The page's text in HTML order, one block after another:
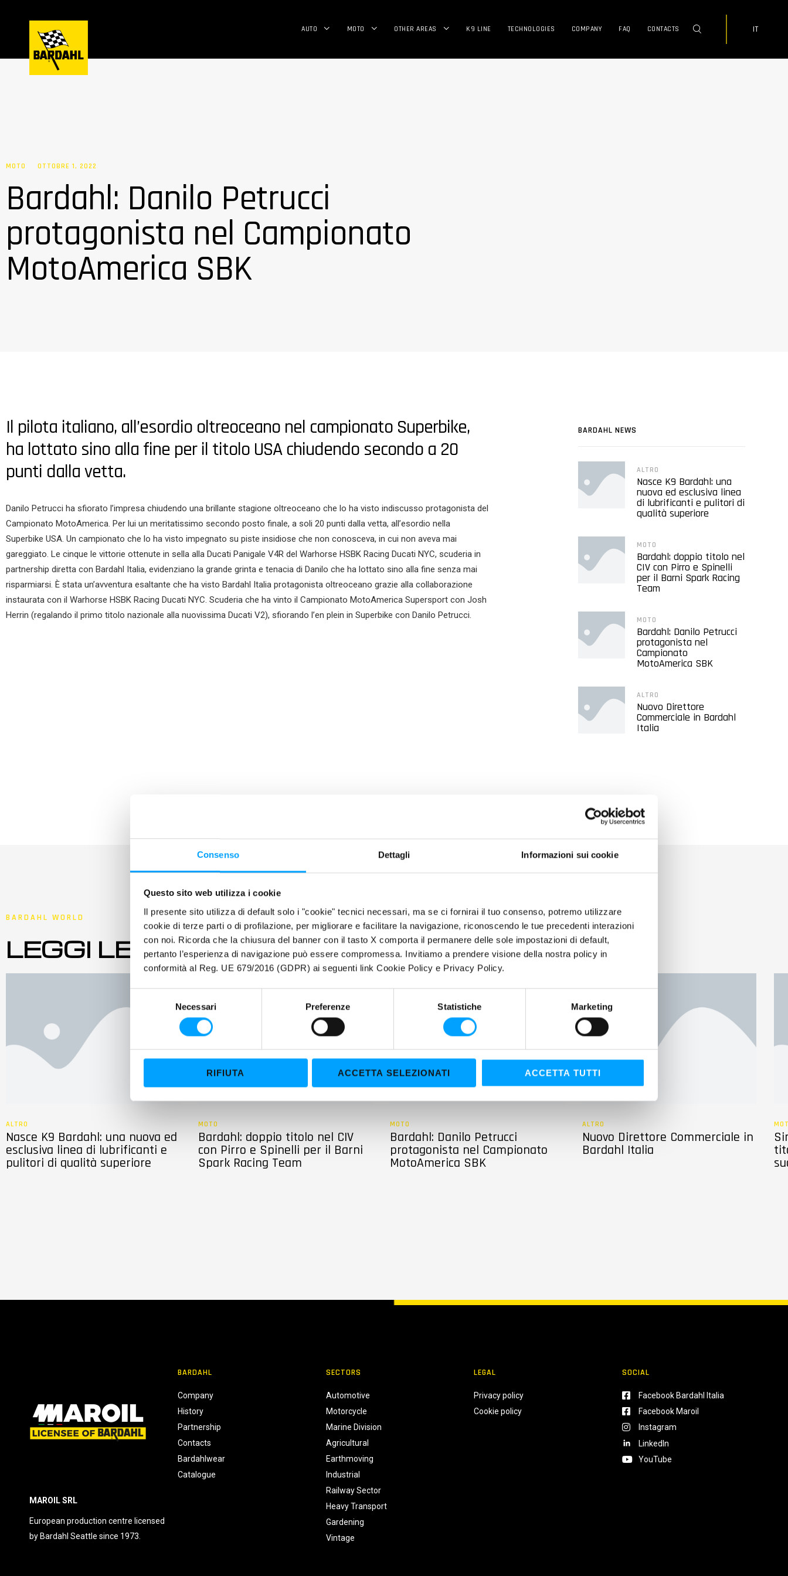
Consenso Dettagli Informazioni sui cookie
Questo sito web utilizza i cookie
Il presente sito utilizza di default solo i "cookie" tecnici necessari, ma se ci fornirai il tuo consenso, potremo utilizzare
cookie di terze parti o di profilazione, per migliorare e facilitare la navigazione, riconoscendo le tue precedenti interazioni
con noi. Ricorda che la chiusura del banner con il tasto X comporta il permanere delle sole impostazioni di default,
pertanto l’esperienza di navigazione può essere compromessa. Invitiamo a prendere visione della nostra policy in
conformità al Reg. UE 679/2016 (GDPR) ai seguenti link Cookie Policy e Privacy Policy.
e
z
e
l
c
Necessari Preferenze Statistiche Marketing
RIFIUTA ACCETTA SELEZIONATI ACCETTA TUTTI
AUTO MOTO OTHER AREAS K9 LINE TECHNOLOGIES COMPANY FAQ CONTACTS IT
MOTO OTTOBRE 1, 2022
Bardahl: Danilo Petrucci
protagonista nel Campionato
MotoAmerica SBK
Il pilota italiano, all’esordio oltreoceano nel campionato Superbike,
ha lottato sino alla fine per il titolo USA chiudendo secondo a 20
punti dalla vetta.
Danilo Petrucci ha sfiorato l’impresa chiudendo una brillante stagione oltreoceano che lo ha visto indiscusso protagonista del
Campionato MotoAmerica. Per lui un meritatissimo secondo posto finale, a soli 20 punti dalla vetta, all’esordio nella
Superbike USA. Un campionato che lo ha visto impegnato su piste insidiose che non conosceva, in cui non aveva mai
gareggiato. Le cinque le vittorie ottenute in sella alla Ducati Panigale V4R del Warhorse HSBK Racing Ducati NYC, scuderia in
partnership diretta con Bardahl Italia, evidenziano la grande grinta e tenacia di Danilo che ha lottato sino alla fine senza mai
risparmiarsi. È stata un’avventura esaltante che ha visto Bardahl Italia protagonista oltreoceano grazie alla collaborazione
instaurata con il Warhorse HSBK Racing Ducati NYC. Scuderia che ha vinto il Campionato MotoAmerica Supersport con Josh
Herrin (regalando il primo titolo nazionale alla nuovissima Ducati V2), sfiorando l’en plein in Superbike con Danilo Petrucci.
BARDAHL NEWS
ALTRO
Nasce K9 Bardahl: una
nuova ed esclusiva linea
di lubrificanti e pulitori di
qualità superiore
MOTO
Bardahl: doppio titolo nel
CIV con Pirro e Spinelli
per il Barni Spark Racing
Team
MOTO
Bardahl: Danilo Petrucci
protagonista nel
Campionato
MotoAmerica SBK
ALTRO
Nuovo Direttore
Commerciale in Bardahl
Italia
BARDAHL WORLD
LEGGI LE ULTIME NOVITÀ
ALTRO
Nasce K9 Bardahl: una nuova ed
esclusiva linea di lubrificanti e
pulitori di qualità superiore
MOTO
Bardahl: doppio titolo nel CIV
con Pirro e Spinelli per il Barni
Spark Racing Team
MOTO
Bardahl: Danilo Petrucci
protagonista nel Campionato
MotoAmerica SBK
ALTRO
Nuovo Direttore Commerciale in
Bardahl Italia
MAROIL SRL
European production centre licensed
by Bardahl Seattle since 1973.
BARDAHL
Company
History
Partnership
Contacts
Bardahlwear
Catalogue
SECTORS
Automotive
Motorcycle
Marine Division
Agricultural
Earthmoving
Industrial
Railway Sector
Heavy Transport
Gardening
Vintage
LEGAL
Privacy policy
Cookie policy
SOCIAL
Facebook Bardahl Italia
Facebook Maroil
Instagram
LinkedIn
YouTube